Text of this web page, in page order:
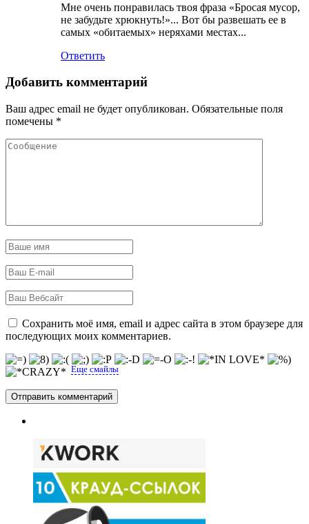
Мне очень понравилась твоя фраза «Бросая мусор,
не забудьте хрюкнуть!»... Вот бы развешать ее в
самых «обитаемых» неряхами местах...
Ответить
Добавить комментарий
Ваш адрес email не будет опубликован. Обязательные поля
помечены *
Сохранить моё имя, email и адрес сайта в этом браузере для
последующих моих комментариев.
Еще смайлы